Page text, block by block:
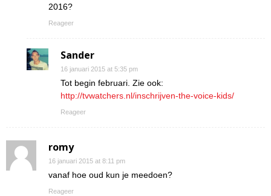
2016?
Reageer
Sander
16 januari 2015 at 5:35 pm
Tot begin februari. Zie ook:
http://tvwatchers.nl/inschrijven-the-voice-kids/
Reageer
romy
16 januari 2015 at 8:11 pm
vanaf hoe oud kun je meedoen?
Reageer